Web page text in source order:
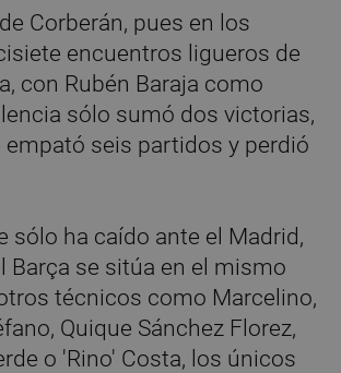
Corberán, pues en los
encuentros ligueros de
con Rubén Baraja como
sólo sumó dos victorias,
seis partidos y perdió
sólo ha caído ante el Madrid,
Barça se sitúa en el mismo
técnicos como Marcelino,
Quique Sánchez Florez,
o 'Rino' Costa, los únicos